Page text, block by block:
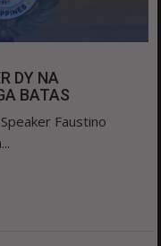
DY NA
BATAS
Faustino